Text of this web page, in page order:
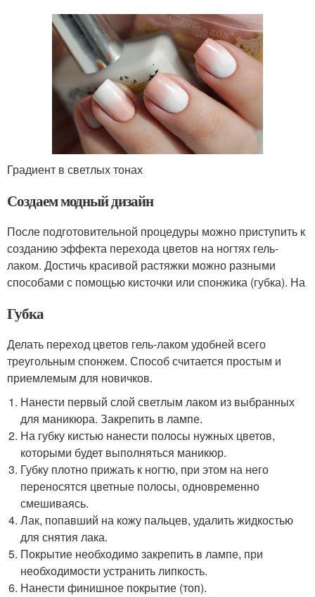
Градиент в светлых тонах
Создаем модный дизайн
После подготовительной процедуры можно приступить к
созданию эффекта перехода цветов на ногтях гель-
лаком. Достичь красивой растяжки можно разными
способами с помощью кисточки или спонжика (губка). На
Губка
Делать переход цветов гель-лаком удобней всего
треугольным спонжем. Способ считается простым и
приемлемым для новичков.
Нанести первый слой светлым лаком из выбранных
для маникюра. Закрепить в лампе.
На губку кистью нанести полосы нужных цветов,
которыми будет выполняться маникюр.
Губку плотно прижать к ногтю, при этом на него
переносятся цветные полосы, одновременно
смешиваясь.
Лак, попавший на кожу пальцев, удалить жидкостью
для снятия лака.
Покрытие необходимо закрепить в лампе, при
необходимости устранить липкость.
Нанести финишное покрытие (топ).